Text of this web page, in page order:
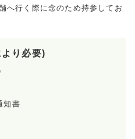
へ行く際に念のため持参してお
り必要)
知書